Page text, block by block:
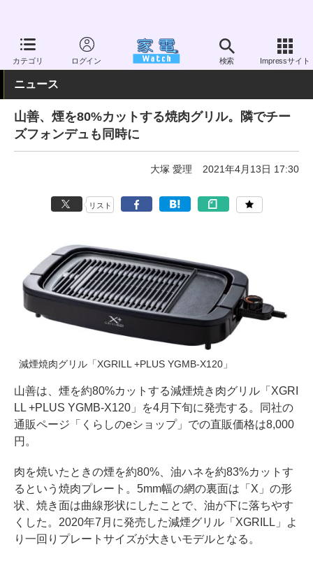
カテゴリ ログイン 検索 Impressサイト
家電 Watch 生活家電 キッチン家電 ホットプレート
ニュース
山善、煙を80%カットする焼肉グリル。隣でチー
ズフォンデュも同時に
大塚 愛理 2021年4月13日 17:30
リスト
減煙焼肉グリル「XGRILL +PLUS YGMB-X120」
山善は、煙を約80%カットする減煙焼き肉グリル「XGRI
LL +PLUS YGMB-X120」を4月下旬に発売する。同社の
通販ページ「くらしのeショップ」での直販価格は8,000
円。
肉を焼いたときの煙を約80%、油ハネを約83%カットす
るという焼肉プレート。5mm幅の網の裏面は「X」の形
状、焼き面は曲線形状にしたことで、油が下に落ちやす
くした。2020年7月に発売した減煙グリル「XGRILL」よ
り一回りプレートサイズが大きいモデルとなる。